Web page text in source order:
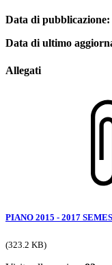
Data di pubblicazione:
Data di ultimo
Allegati
PIANO 2015 - 2017
(323.2 KB)